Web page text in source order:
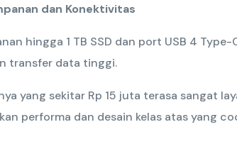
dan Konektivitas
hingga 1 TB SSD dan port USB 4
transfer data tinggi.
yang sekitar Rp 15 juta terasa sangat
performa dan desain kelas atas yang